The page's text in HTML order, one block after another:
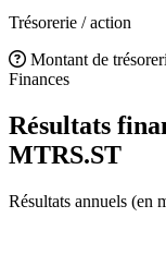
Trésorerie / action
Montant de
Finances
Résultats
MTRS.ST
Résultats annuels (en